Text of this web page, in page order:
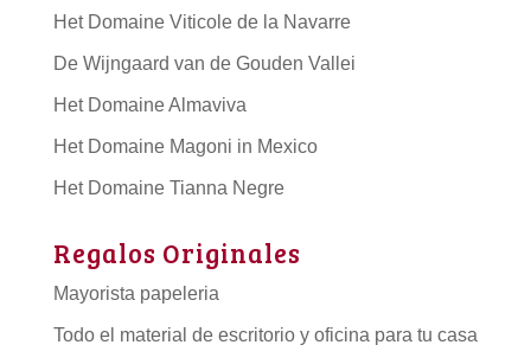
Het Domaine Viticole de la Navarre
De Wijngaard van de Gouden Vallei
Het Domaine Almaviva
Het Domaine Magoni in Mexico
Het Domaine Tianna Negre
Regalos Originales
Mayorista papeleria
Todo el material de escritorio y oficina para tu casa